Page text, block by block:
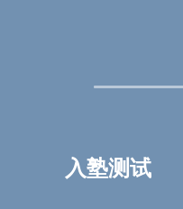
入塾测试